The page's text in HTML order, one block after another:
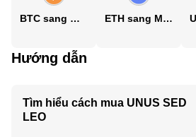
BTC sang MKD ETH sang MKD
Hướng dẫn
Tìm hiểu cách mua UNUS SED
LEO